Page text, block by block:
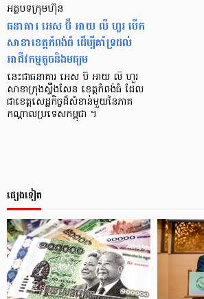
អត្ថបទក្រុមហ៊ុន
ធនាគារ អេស ប៊ី អាយ លី ហួរ បើក
សាខាខេត្តកំពង់ធំ ដើម្បីគាំទ្រដល់
អាជីវកម្មតូចនិងមធ្យម
នេះជាធនាគារ អេស ប៊ី អាយ លី ហួរ
សាខាក្រុងស្ទឹងសែន ខេត្តកំពង់ធំ ដែល
ជាខេត្តសេដ្ឋកិច្ចដ៏សំខាន់មួយនៃភាគ
កណ្ដាលប្រទេសកម្ពុជា ។
ផ្សេងទៀត